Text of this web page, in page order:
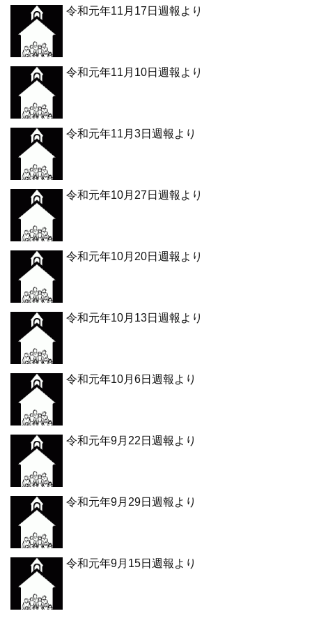
令和元年11月17日週報より
令和元年11月10日週報より
令和元年11月3日週報より
令和元年10月27日週報より
令和元年10月20日週報より
令和元年10月13日週報より
令和元年10月6日週報より
令和元年9月22日週報より
令和元年9月29日週報より
令和元年9月15日週報より